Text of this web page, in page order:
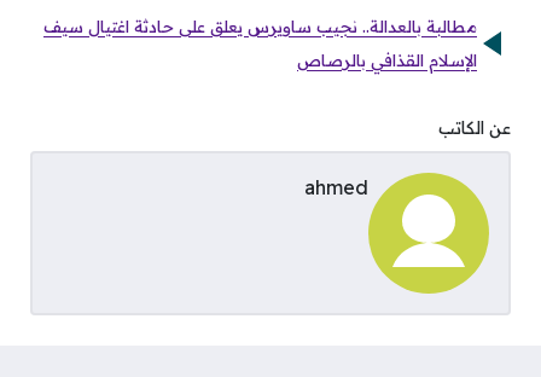
مطالبة بالعدالة.. نجيب ساويرس يعلق على حادثة اغتيال سيف
الإسلام القذافي بالرصاص
عن الكاتب
ahmed